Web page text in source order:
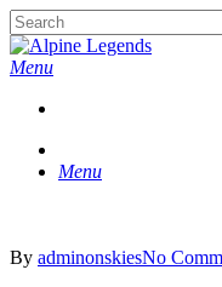
Skip
to
main
Close
Search
Menu
Menu
By adminonskiesNo